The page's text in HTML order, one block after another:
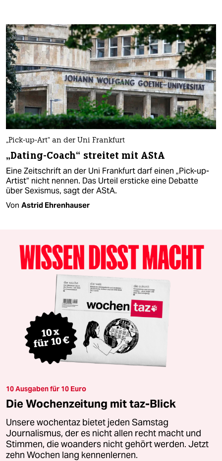
„Pick-up-Art“ an der Uni Frankfurt
„Dating-Coach“ streitet mit AStA
Eine Zeitschrift an der Uni Frankfurt darf einen „Pick-up-
Artist“ nicht nennen. Das Urteil ersticke eine Debatte
über Sexismus, sagt der AStA.
Von Astrid Ehrenhauser
10 Ausgaben für 10 Euro
Die Wochenzeitung mit taz-Blick
Unsere wochentaz bietet jeden Samstag
Journalismus, der es nicht allen recht macht und
Stimmen, die woanders nicht gehört werden. Jetzt
zehn Wochen lang kennenlernen.